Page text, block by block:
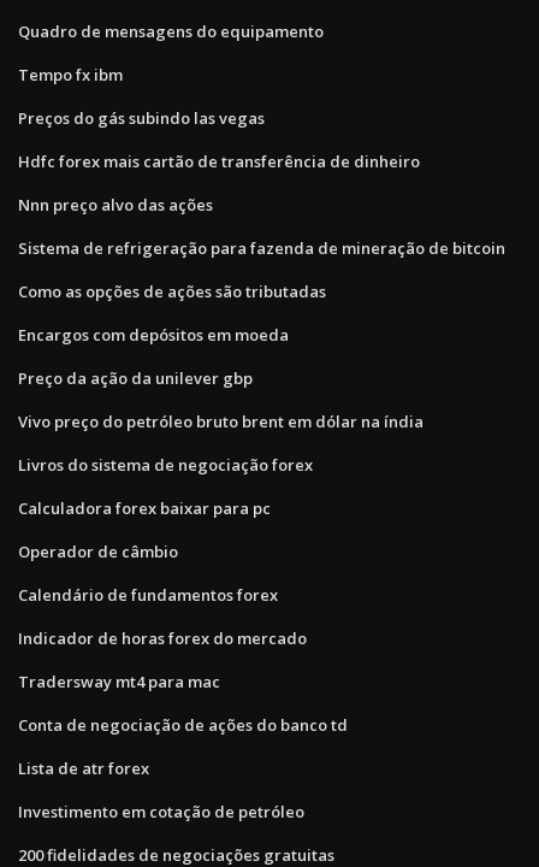
Quadro de mensagens do equipamento
Tempo fx ibm
Preços do gás subindo las vegas
Hdfc forex mais cartão de transferência de dinheiro
Nnn preço alvo das ações
Sistema de refrigeração para fazenda de mineração de bitcoin
Como as opções de ações são tributadas
Encargos com depósitos em moeda
Preço da ação da unilever gbp
Vivo preço do petróleo bruto brent em dólar na índia
Livros do sistema de negociação forex
Calculadora forex baixar para pc
Operador de câmbio
Calendário de fundamentos forex
Indicador de horas forex do mercado
Tradersway mt4 para mac
Conta de negociação de ações do banco td
Lista de atr forex
Investimento em cotação de petróleo
200 fidelidades de negociações gratuitas